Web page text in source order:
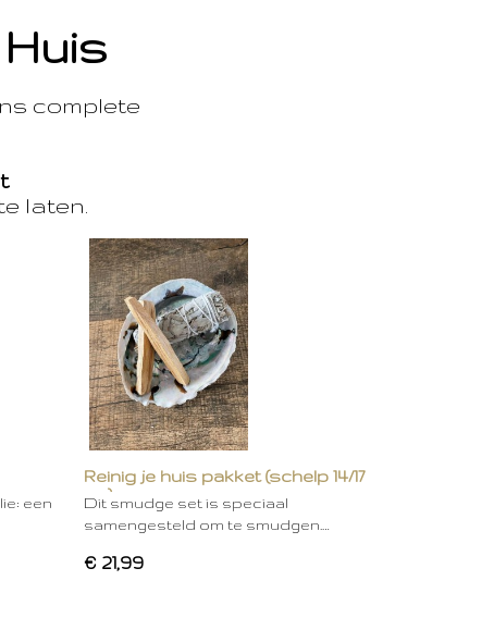
complete
laten.
een
Reinig je huis pakket (schelp 14/17
cm)
Dit smudge set is speciaal
samengesteld om te smudgen.…
€ 21,99